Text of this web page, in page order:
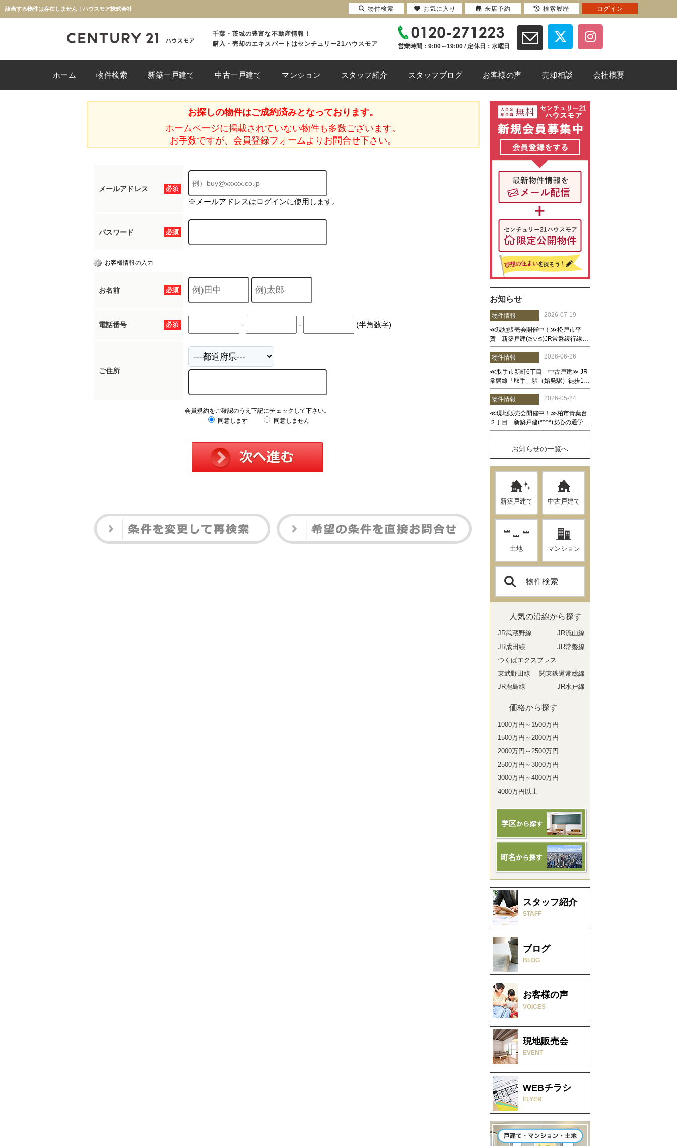
該当する物件は存在しません｜ハウスモア株式会社
千葉・茨城の豊富な不動産情報！
購入・売却のエキスパートはセンチュリー21ハウスモア
営業時間：9:00～19:00 / 定休日：水曜日
ホーム 物件検索 新築一戸建て 中古一戸建て マンション スタッフ紹介 スタッフブログ お客様の声 売却相談 会社概要
お探しの物件はご成約済みとなっております。
ホームページに掲載されていない物件も多数ございます。
お手数ですが、会員登録フォームよりお問合せ下さい。
必須
メールアドレス
※メールアドレスはログインに使用します。
必須
パスワード
お客様情報の入力
必須
お名前
必須
電話番号 - - (半角数字)
ご住所
会員規約をご確認のうえ下記にチェックして下さい。
同意します
同意しません
お知らせ
お知らせの一覧へ
新築戸建て 中古戸建て
土地 マンション
物件検索
人気の沿線から探す
JR武蔵野線
JR流山線
JR成田線
JR常磐線
つくばエクスプレス
東武野田線
関東鉄道常総線
JR鹿島線
JR水戸線
価格から探す
1000万円～1500万円
1500万円～2000万円
2000万円～2500万円
2500万円～3000万円
3000万円～4000万円
4000万円以上
スタッフ紹介
STAFF
ブログ
BLOG
お客様の声
VOICES
現地販売会
EVENT
WEBチラシ
FLYER
物件検索 お気に入り 来店予約 検索履歴 ログイン